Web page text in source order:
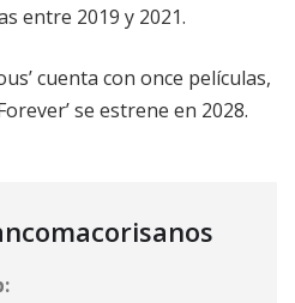
entre 2019 y 2021.
cuenta con once películas,
se estrene en 2028.